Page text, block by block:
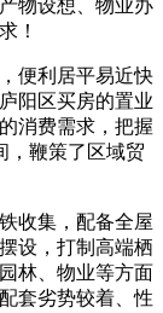
物设想、物业办
！
便利居平易近快
阳区买房的置业
消费需求，把握
，鞭策了区域贸
收集，配备全屋
设，打制高端栖
林、物业等方面
套劣势较着、性